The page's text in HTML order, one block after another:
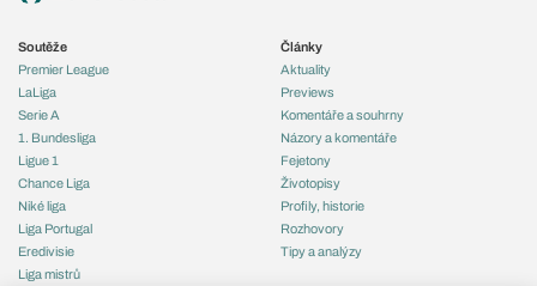
Soutěže
Premier League
LaLiga
Serie A
1. Bundesliga
Ligue 1
Chance Liga
Niké liga
Liga Portugal
Eredivisie
Liga mistrů
Články
Aktuality
Previews
Komentáře a souhrny
Názory a komentáře
Fejetony
Životopisy
Profily, historie
Rozhovory
Tipy a analýzy